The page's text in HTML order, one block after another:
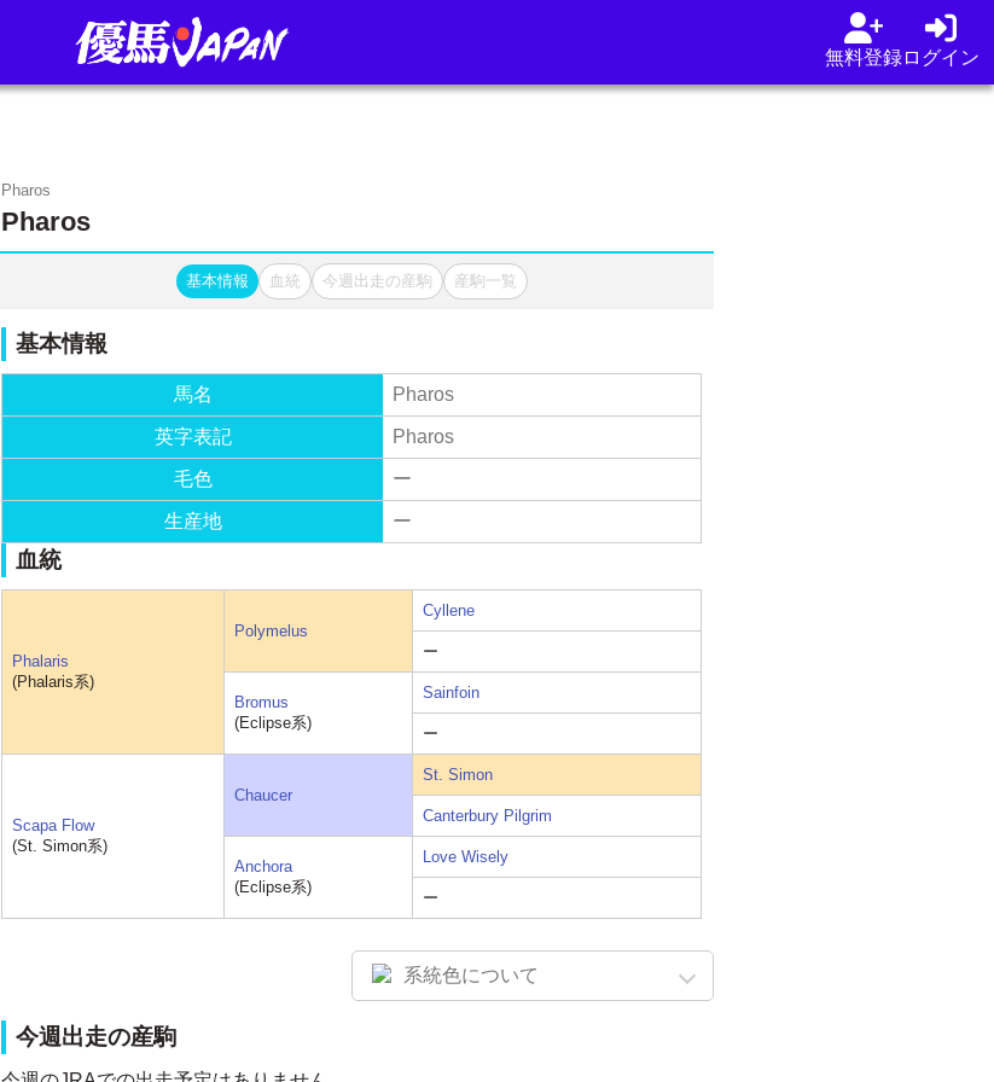
無料登録ログイン
Pharos
Pharos
基本情報 血統 今週出走の産駒 産駒一覧
基本情報
馬名 Pharos
英字表記 Pharos
毛色 ー
生産地 ー
血統
Phalaris
(Phalaris系)
Polymelus
Cyllene
ー
Bromus
(Eclipse系)
Sainfoin
ー
Scapa Flow
(St. Simon系)
Chaucer
St. Simon
Canterbury Pilgrim
Anchora
(Eclipse系)
Love Wisely
ー
系統色について
今週出走の産駒